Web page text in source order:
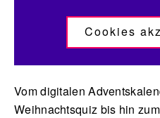
Cookies
Vom digitalen
Weihnachtsquiz bis hin